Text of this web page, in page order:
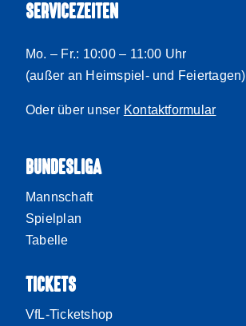
SERVICEZEITEN
Mo. – Fr.: 10:00 – 11:00 Uhr
(außer an Heimspiel- und Feiertagen)
Oder über unser Kontaktformular
BUNDESLIGA
Mannschaft
Spielplan
Tabelle
TICKETS
VfL-Ticketshop